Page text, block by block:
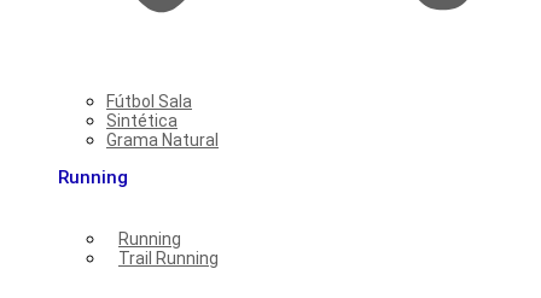
Fútbol Sala
Sintética
Grama Natural
Running
Running
Trail Running